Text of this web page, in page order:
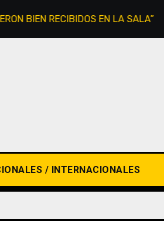
RECIBIDOS EN LA SALA”
/ INTERNACIONALES